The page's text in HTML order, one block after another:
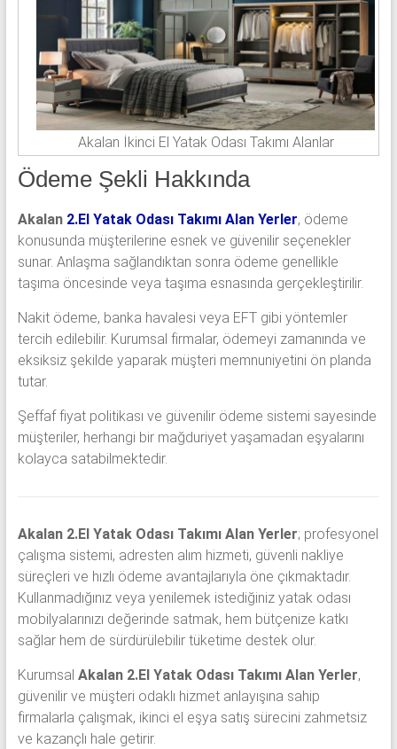
Akalan İkinci El Yatak Odası Takımı Alanlar
Ödeme Şekli Hakkında
Akalan 2.El Yatak Odası Takımı Alan Yerler, ödeme
konusunda müşterilerine esnek ve güvenilir seçenekler
sunar. Anlaşma sağlandıktan sonra ödeme genellikle
taşıma öncesinde veya taşıma esnasında gerçekleştirilir.
Nakit ödeme, banka havalesi veya EFT gibi yöntemler
tercih edilebilir. Kurumsal firmalar, ödemeyi zamanında ve
eksiksiz şekilde yaparak müşteri memnuniyetini ön planda
tutar.
Şeffaf fiyat politikası ve güvenilir ödeme sistemi sayesinde
müşteriler, herhangi bir mağduriyet yaşamadan eşyalarını
kolayca satabilmektedir.
Akalan 2.El Yatak Odası Takımı Alan Yerler; profesyonel
çalışma sistemi, adresten alım hizmeti, güvenli nakliye
süreçleri ve hızlı ödeme avantajlarıyla öne çıkmaktadır.
Kullanmadığınız veya yenilemek istediğiniz yatak odası
mobilyalarınızı değerinde satmak, hem bütçenize katkı
sağlar hem de sürdürülebilir tüketime destek olur.
Kurumsal Akalan 2.El Yatak Odası Takımı Alan Yerler,
güvenilir ve müşteri odaklı hizmet anlayışına sahip
firmalarla çalışmak, ikinci el eşya satış sürecini zahmetsiz
ve kazançlı hale getirir.